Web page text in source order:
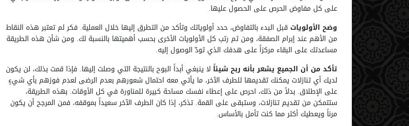
على كل مفاوض الحرص على الحصول عليها.
وضح الأولويات قبل البدء بالتفاوض، حدد أولوياتك وتأكد من التطرق إليها خلال العملية. فكر لم تعتبر هذه النقاط
من الأهم عند إبرام الصفقة، ومن ثم رتب كل الأولويات الأخرى بحسب أهميتها بالنسبة لك. ومن شأن هذه الطريقة
مساعدتك على البقاء مركزاً على هدفك الذي تودّ الوصول إليه.
تأكد من أن الجميع يشعر بأنه ربح شيئاً لا ينبغي أبداً البوح بالنتيجة التي وصلت إليها. فإذا قمت بذلك، لن يكون
لديك أي تنازلات يمكنك تقديمها للطرف الآخر، ما يأتي معه احتمال شعورهم بعدم الرضى لعدم فوزهم بأي شيءٍ
على الإطلاق. بدلاً من ذلك، احرص على إعطاء نفسك مساحة كبيرة للمناورة في كل الأوقات. بهذه الطريقة،
ستتمكن من تقديم تنازلات، وستبقى على القمة. تذكر، إذا كان الطرف الآخر سعيداً بموقفه، فمن المرجح أن يكون
مرناً ويعطيك أكثر مما كنت تأمل بالأساس.